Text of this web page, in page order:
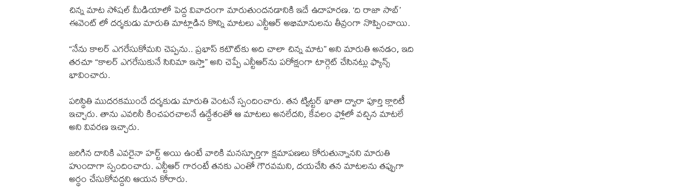
చిన్న మాట సోషల్ మీడియాలో పెద్ద వివాదంగా మారుతుందనడానికి ఇదే ఉదాహరణ. ‘ది రాజా సాబ్’
ఈవెంట్ లో దర్శకుడు మారుతి మాట్లాడిన కొన్ని మాటలు ఎన్టీఆర్ అభిమానులను తీవ్రంగా నొప్పించాయి.
“నేను కాలర్ ఎగరేసుకోమని చెప్పను.. ప్రభాస్ కటౌట్‌కు అది చాలా చిన్న మాట” అని మారుతి అనడం, ఇది
తరచూ “కాలర్ ఎగరేసుకునే సినిమా ఇస్తా” అని చెప్పే ఎన్టీఆర్‌ను పరోక్షంగా టార్గెట్ చేసినట్లు ఫ్యాన్స్
భావించారు.
పరిస్థితి ముదరకముందే దర్శకుడు మారుతి వెంటనే స్పందించారు. తన ట్విట్టర్ ఖాతా ద్వారా పూర్తి క్లారిటీ
ఇచ్చారు. తాను ఎవరినీ కించపరచాలనే ఉద్దేశంతో ఆ మాటలు అనలేదని, కేవలం ఫ్లోలో వచ్చిన మాటలే
అని వివరణ ఇచ్చారు.
జరిగిన దానికి ఎవరైనా హర్ట్ అయి ఉంటే వారికి మనస్ఫూర్తిగా క్షమాపణలు కోరుతున్నానని మారుతి
హుందాగా స్పందించారు. ఎన్టీఆర్ గారంటే తనకు ఎంతో గౌరవమని, దయచేసి తన మాటలను తప్పుగా
అర్థం చేసుకోవద్దని ఆయన కోరారు.